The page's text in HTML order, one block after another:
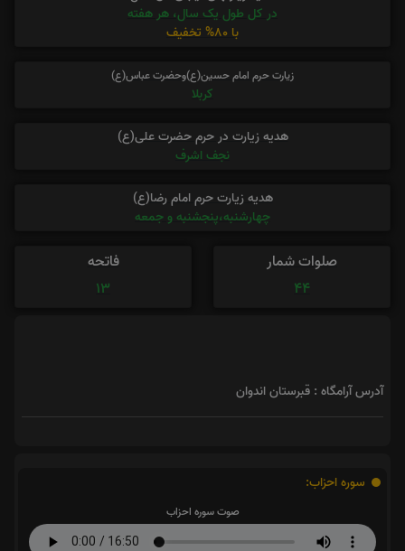
در کل طول یک سال، هر هفته
با 80% تخفیف
زیارت حرم امام حسین(ع)وحضرت عباس(ع)
کربلا
هدیه زیارت در حرم حضرت علی(ع)
نجف اشرف
هدیه زیارت حرم امام رضا(ع)
چهارشنبه،پنجشنبه و جمعه
صلوات شمار
44
فاتحه
13
آدرس آرامگاه : قبرستان اندوان
سوره احزاب:
صوت سوره احزاب